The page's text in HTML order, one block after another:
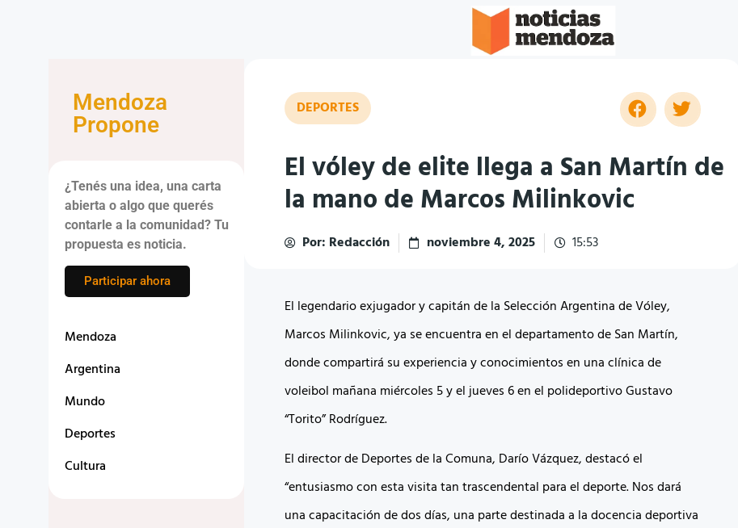
Mendoza
Propone
¿Tenés una idea, una carta
abierta o algo que querés
contarle a la comunidad? Tu
propuesta es noticia.
Participar ahora
Mendoza
Argentina
Mundo
Deportes
Cultura
DEPORTES
El vóley de elite llega a San Martín de
la mano de Marcos Milinkovic
Por: Redacción noviembre 4, 2025 15:53
El legendario exjugador y capitán de la Selección Argentina de Vóley,
Marcos Milinkovic, ya se encuentra enel departamento de San Martín,
donde compartirá su experiencia y conocimientos en una clínica de
voleibol mañana miércoles 5 y el jueves 6 en el polideportivo Gustavo
“Torito” Rodríguez.
El director de Deportes de la Comuna, Darío Vázquez, destacó el
“entusiasmo con esta visita tan trascendental para el deporte. Nos dará
una capacitación de dos días, una parte destinada a la docencia deportiva